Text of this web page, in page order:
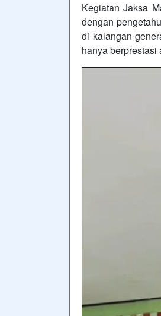
Kegiatan Jaksa
dengan
di kalangan
hanya